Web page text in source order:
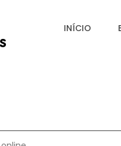
INÍCIO